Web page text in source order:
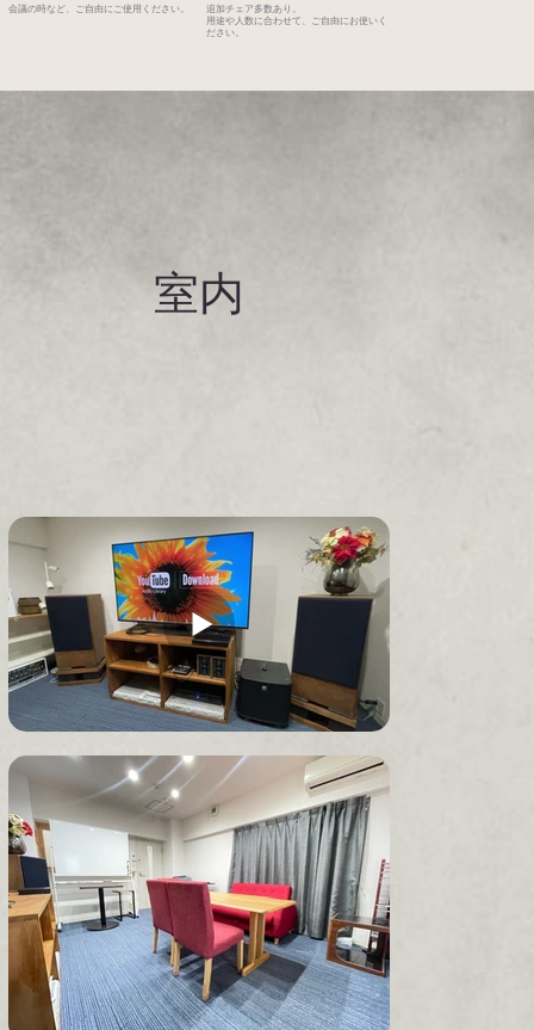
会議の時など、ご自由にご使用ください。
追加チェア多数あり。
用途や人数に合わせて、ご自由にお使いく
ださい。
室内